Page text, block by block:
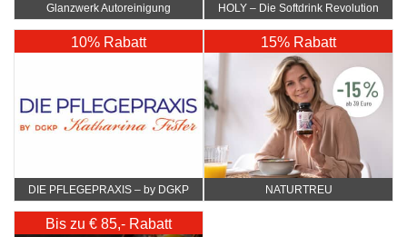
Glanzwerk Autoreinigung HOLY – Die Softdrink Revolution
10% Rabatt
DIE PFLEGEPRAXIS – by DGKP
15% Rabatt
NATURTREU
Bis zu € 85,- Rabatt